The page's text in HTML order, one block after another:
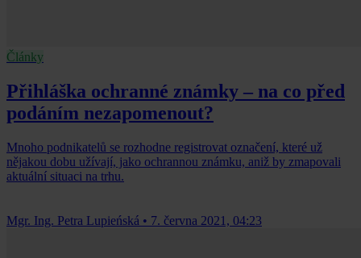
Články
Přihláška ochranné známky – na co před
podáním nezapomenout?
Mnoho podnikatelů se rozhodne registrovat označení, které už
nějakou dobu užívají, jako ochrannou známku, aniž by zmapovali
aktuální situaci na trhu.
Mgr. Ing. Petra Lupieńská • 7. června 2021, 04:23